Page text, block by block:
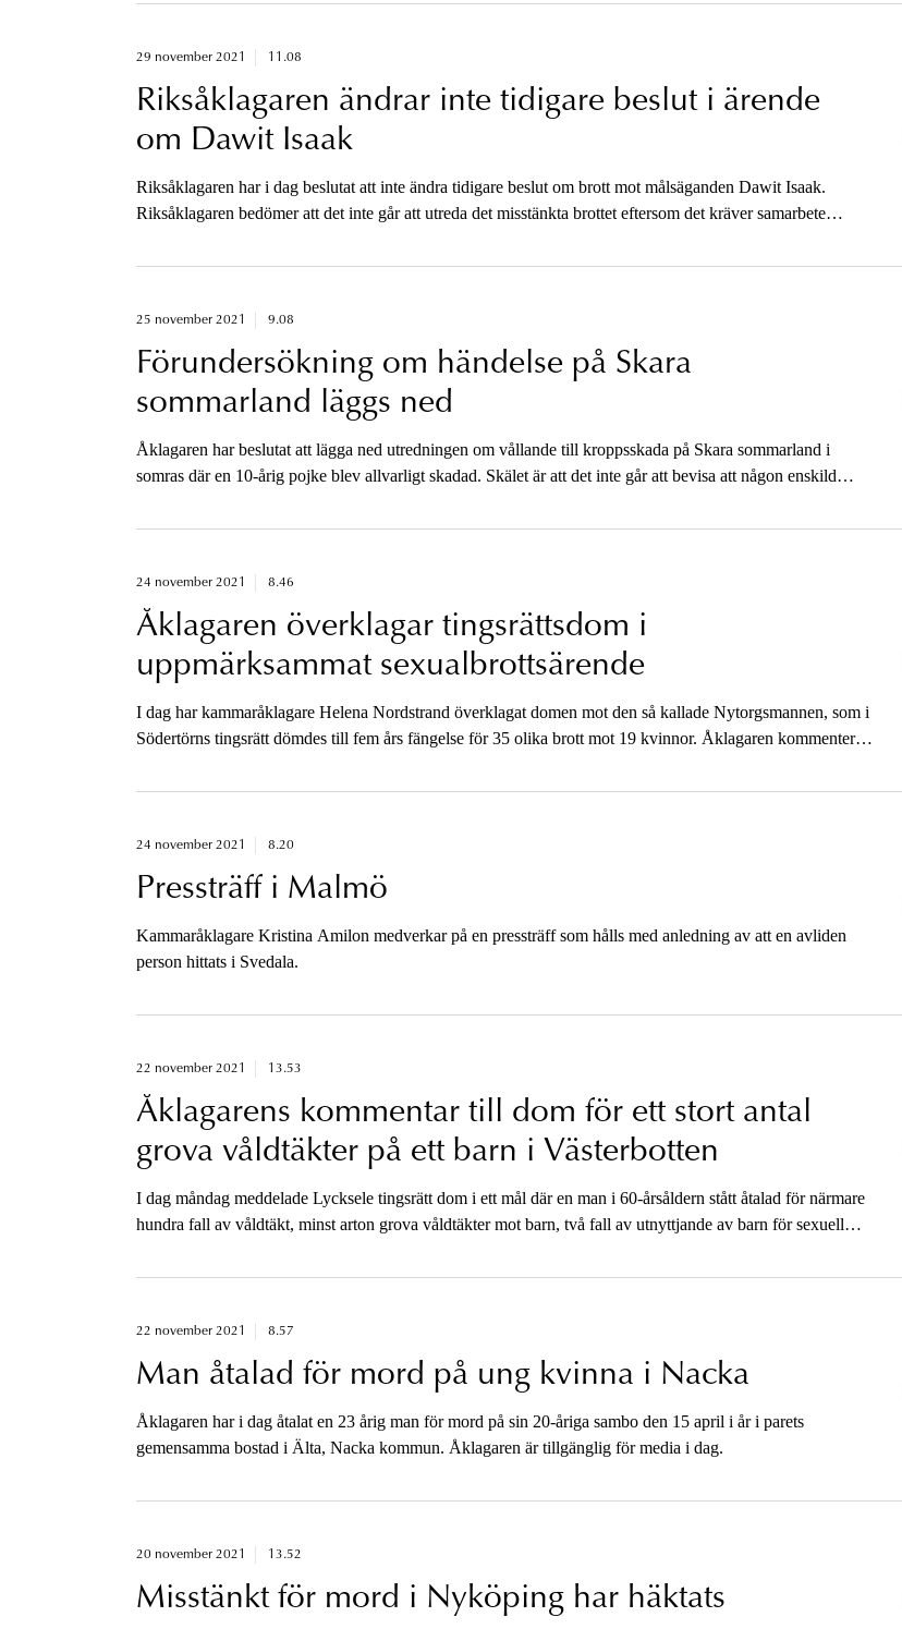
29 november 2021 11.08
Riksåklagaren ändrar inte tidigare beslut i ärende
om Dawit Isaak
Riksåklagaren har i dag beslutat att inte ändra tidigare beslut om brott mot målsäganden Dawit Isaak.
Riksåklagaren bedömer att det inte går att utreda det misstänkta brottet eftersom det kräver samarbete
25 november 2021 9.08
Förundersökning om händelse på Skara
sommarland läggs ned
Åklagaren har beslutat att lägga ned utredningen om vållande till kroppsskada på Skara sommarland i
somras där en 10-årig pojke blev allvarligt skadad. Skälet är att det inte går att bevisa att någon enskild
24 november 2021 8.46
Åklagaren överklagar tingsrättsdom i
uppmärksammat sexualbrottsärende
I dag har kammaråklagare Helena Nordstrand överklagat domen mot den så kallade Nytorgsmannen, som i
Södertörns tingsrätt dömdes till fem års fängelse för 35 olika brott mot 19 kvinnor. Åklagaren kommenterar
24 november 2021 8.20
Pressträff i Malmö
Kammaråklagare Kristina Amilon medverkar på en pressträff som hålls med anledning av att en avliden
person hittats i Svedala.
22 november 2021 13.53
Åklagarens kommentar till dom för ett stort antal
grova våldtäkter på ett barn i Västerbotten
I dag måndag meddelade Lycksele tingsrätt dom i ett mål där en man i 60-årsåldern stått åtalad för närmare
hundra fall av våldtäkt, minst arton grova våldtäkter mot barn, två fall av utnyttjande av barn för sexuell
22 november 2021 8.57
Man åtalad för mord på ung kvinna i Nacka
Åklagaren har i dag åtalat en 23 årig man för mord på sin 20-åriga sambo den 15 april i år i parets
gemensamma bostad i Älta, Nacka kommun. Åklagaren är tillgänglig för media i dag.
20 november 2021 13.52
Misstänkt för mord i Nyköping har häktats